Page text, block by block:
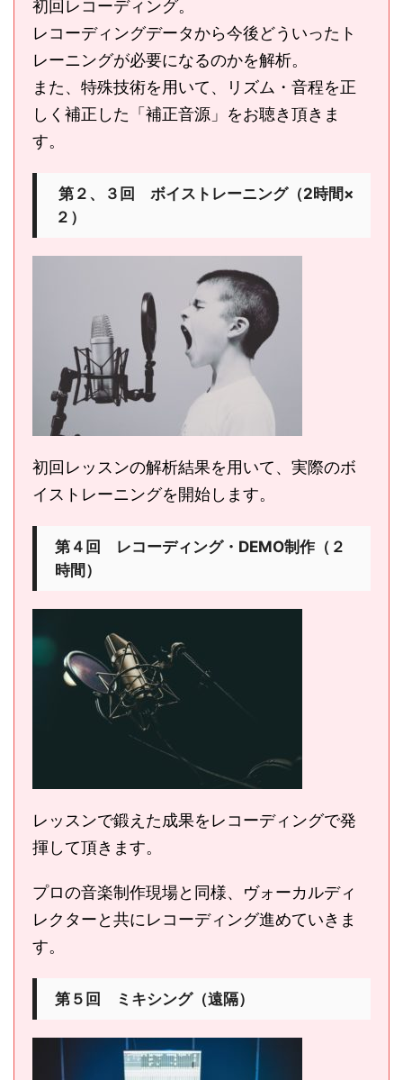
初回レコーディング。
レコーディングデータから今後どういったト
レーニングが必要になるのかを解析。
また、特殊技術を用いて、リズム・音程を正
しく補正した「補正音源」をお聴き頂きま
す。
第２、３回 ボイストレーニング（2時間×
２）
初回レッスンの解析結果を用いて、実際のボ
イストレーニングを開始します。
第４回 レコーディング・DEMO制作（２
時間）
レッスンで鍛えた成果をレコーディングで発
揮して頂きます。
プロの音楽制作現場と同様、ヴォーカルディ
レクターと共にレコーディング進めていきま
す。
第５回 ミキシング（遠隔）